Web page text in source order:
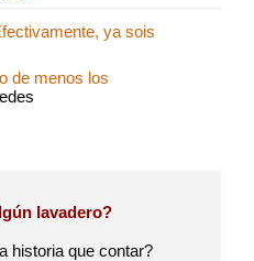
ya sois
de menos los
lavadero?
historia que contar?